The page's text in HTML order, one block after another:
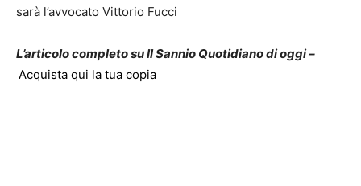
sarà l’avvocato Vittorio Fucci
L’articolo completo su Il Sannio Quotidiano di oggi –
Acquista qui la tua copia